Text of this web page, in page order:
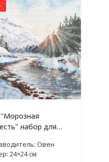
набор для
Овен
24×24 см